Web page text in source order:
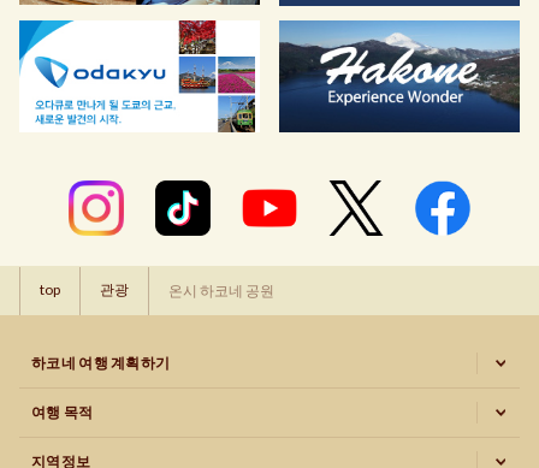
top 관광 온시 하코네 공원
하코네 여행 계획하기
여행 목적
지역정보